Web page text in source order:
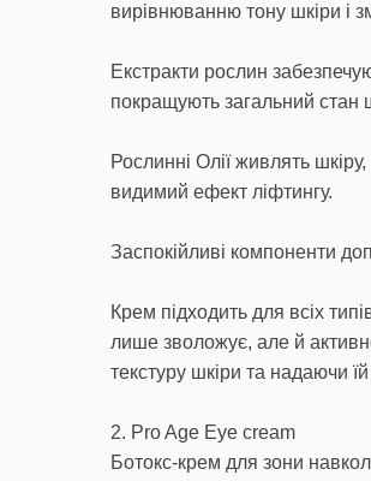
вирівнюванню тону шкіри і
Екстракти рослин
покращують загальний стан
Рослинні Олії живлять
видимий ефект ліфтингу.
Заспокійливі компоненти
Крем підходить для всіх
лише зволожує, але й
текстуру шкіри та надаючи
2. Pro Age Eye cream
Ботокс-крем для зони